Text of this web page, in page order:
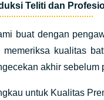
Teliti dan
buat dengan
memeriksa kualitas
akhir sebelum
untuk Kualitas